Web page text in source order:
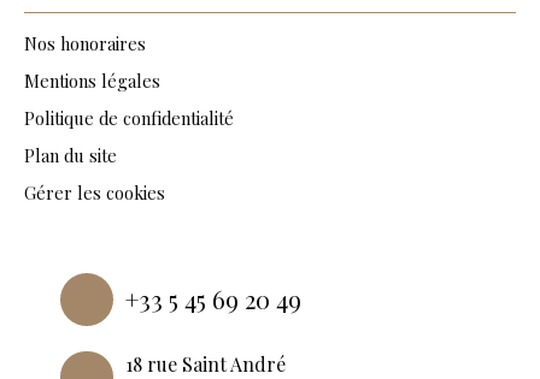
Nos honoraires
Mentions légales
Politique de confidentialité
Plan du site
Gérer les cookies
+33 5 45 69 20 49
18 rue Saint André